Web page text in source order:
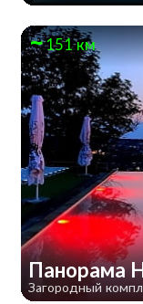
151 км
Панорама
Загородный